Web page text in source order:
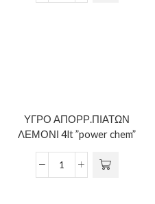
ΥΓΡΟ ΑΠΟΡΡ.ΠΙΑΤΩΝ
ΛΕΜΟΝΙ 4lt ”power chem”